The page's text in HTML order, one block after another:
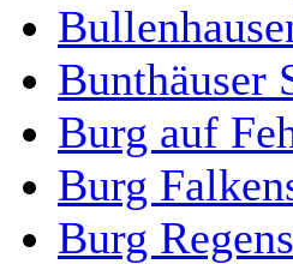
Bunthäuser
Burg auf
Burg
Burg